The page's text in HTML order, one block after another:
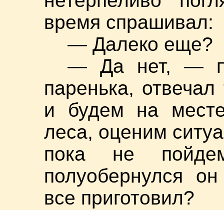
время спрашивал:
— Далеко еще?
— Да нет, —
паренька,
и будем на
леса, оценим
пока не
полуобернулся
все приготовил?